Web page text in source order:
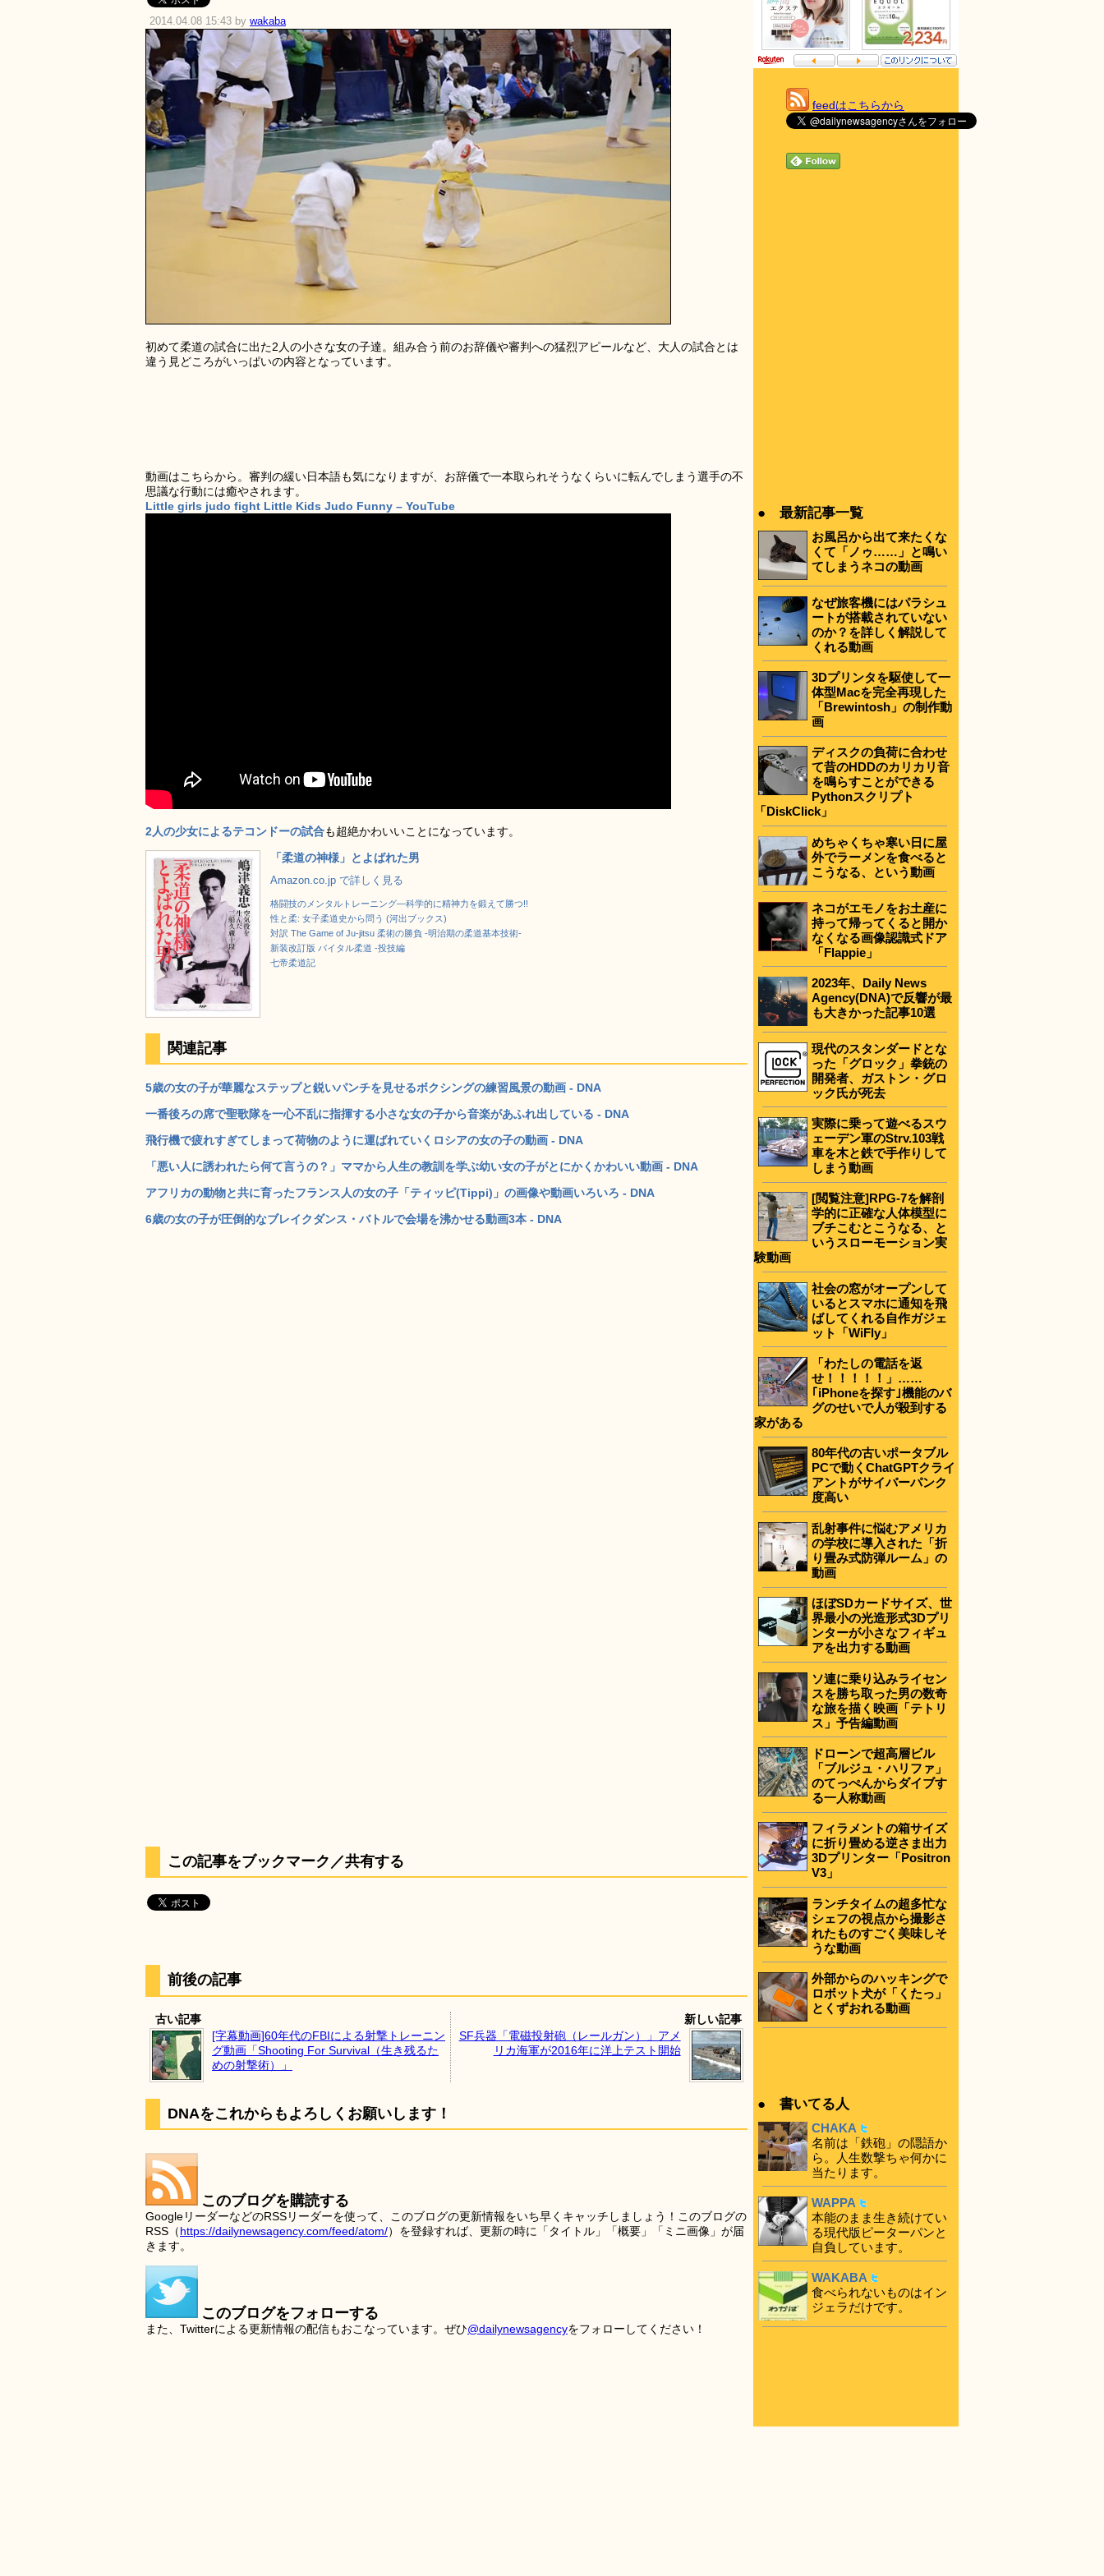
2014.04.08 15:43 by wakaba
初めて柔道の試合に出た2人の小さな女の子達。組み合う前のお辞儀や審判への猛烈アピールなど、大人の試合とは
違う見どころがいっぱいの内容となっています。
動画はこちらから。審判の緩い日本語も気になりますが、お辞儀で一本取られそうなくらいに転んでしまう選手の不
思議な行動には癒やされます。
Little girls judo fight Little Kids Judo Funny – YouTube
2人の少女によるテコンドーの試合も超絶かわいいことになっています。
「柔道の神様」とよばれた男
Amazon.co.jp で詳しく見る
格闘技のメンタルトレーニング―科学的に精神力を鍛えて勝つ!!
性と柔: 女子柔道史から問う (河出ブックス)
対訳 The Game of Ju-jitsu 柔術の勝負 -明治期の柔道基本技術-
新装改訂版 バイタル柔道 -投技編
七帝柔道記
関連記事
5歳の女の子が華麗なステップと鋭いパンチを見せるボクシングの練習風景の動画 - DNA
一番後ろの席で聖歌隊を一心不乱に指揮する小さな女の子から音楽があふれ出している - DNA
飛行機で疲れすぎてしまって荷物のように運ばれていくロシアの女の子の動画 - DNA
「悪い人に誘われたら何て言うの？」ママから人生の教訓を学ぶ幼い女の子がとにかくかわいい動画 - DNA
アフリカの動物と共に育ったフランス人の女の子「ティッピ(Tippi)」の画像や動画いろいろ - DNA
6歳の女の子が圧倒的なブレイクダンス・バトルで会場を沸かせる動画3本 - DNA
この記事をブックマーク／共有する
前後の記事
古い記事
[字幕動画]60年代のFBIによる射撃トレーニン
グ動画「Shooting For Survival（生き残るた
めの射撃術）」
新しい記事
SF兵器「電磁投射砲（レールガン）」アメ
リカ海軍が2016年に洋上テスト開始
DNAをこれからもよろしくお願いします！
このブログを購読する
GoogleリーダーなどのRSSリーダーを使って、このブログの更新情報をいち早くキャッチしましょう！このブログの
RSS（https://dailynewsagency.com/feed/atom/）を登録すれば、更新の時に「タイトル」「概要」「ミニ画像」が届
きます。
このブログをフォローする
また、Twitterによる更新情報の配信もおこなっています。ぜひ@dailynewsagencyをフォローしてください！
feedはこちらから
● 最新記事一覧
お風呂から出て来たくな
くて「ノゥ……」と鳴い
てしまうネコの動画
なぜ旅客機にはパラシュ
ートが搭載されていない
のか？を詳しく解説して
くれる動画
3Dプリンタを駆使して一
体型Macを完全再現した
「Brewintosh」の制作動
画
ディスクの負荷に合わせ
て昔のHDDのカリカリ音
を鳴らすことができる
Pythonスクリプト
「DiskClick」
めちゃくちゃ寒い日に屋
外でラーメンを食べると
こうなる、という動画
ネコがエモノをお土産に
持って帰ってくると開か
なくなる画像認識式ドア
「Flappie」
2023年、Daily News
Agency(DNA)で反響が最
も大きかった記事10選
現代のスタンダードとな
った「グロック」拳銃の
開発者、ガストン・グロ
ック氏が死去
実際に乗って遊べるスウ
ェーデン軍のStrv.103戦
車を木と鉄で手作りして
しまう動画
[閲覧注意]RPG-7を解剖
学的に正確な人体模型に
ブチこむとこうなる、と
いうスローモーション実
験動画
社会の窓がオープンして
いるとスマホに通知を飛
ばしてくれる自作ガジェ
ット「WiFly」
「わたしの電話を返
せ！！！！！」……
｢iPhoneを探す｣機能のバ
グのせいで人が殺到する
家がある
80年代の古いポータブル
PCで動くChatGPTクライ
アントがサイバーパンク
度高い
乱射事件に悩むアメリカ
の学校に導入された「折
り畳み式防弾ルーム」の
動画
ほぼSDカードサイズ、世
界最小の光造形式3Dプリ
ンターが小さなフィギュ
アを出力する動画
ソ連に乗り込みライセン
スを勝ち取った男の数奇
な旅を描く映画「テトリ
ス」予告編動画
ドローンで超高層ビル
「ブルジュ・ハリファ」
のてっぺんからダイブす
る一人称動画
フィラメントの箱サイズ
に折り畳める逆さま出力
3Dプリンター「Positron
V3」
ランチタイムの超多忙な
シェフの視点から撮影さ
れたものすごく美味しそ
うな動画
外部からのハッキングで
ロボット犬が「くたっ」
とくずおれる動画
● 書いてる人
CHAKA
名前は「鉄砲」の隠語か
ら。人生数撃ちゃ何かに
当たります。
WAPPA
本能のまま生き続けてい
る現代版ピーターパンと
自負しています。
WAKABA
食べられないものはイン
ジェラだけです。